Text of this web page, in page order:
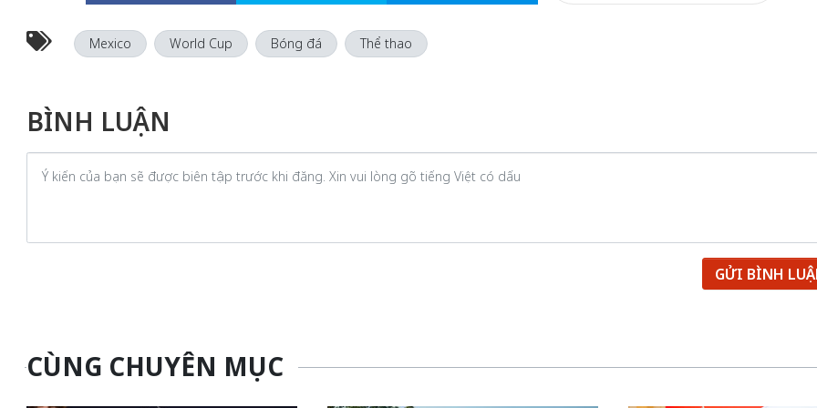
Mexico World Cup Bóng đá Thể thao
BÌNH LUẬN
GỬI BÌNH
CÙNG CHUYÊN MỤC